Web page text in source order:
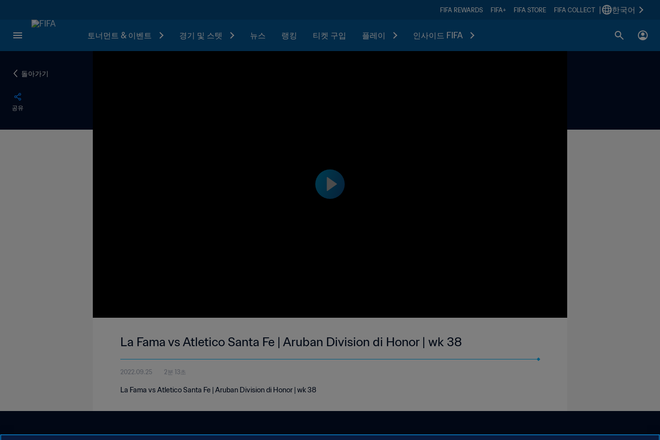
FIFA REWARDS FIFA+ FIFA STORE FIFA COLLECT 한국어
토너먼트 & 이벤트 경기 및 스텟 뉴스 랭킹 티켓 구입 플레이 인사이드 FIFA
돌아가기
공유
La Fama vs Atletico Santa Fe | Aruban Division di Honor | wk 38
2022.09.25 2분 13초
La Fama vs Atletico Santa Fe | Aruban Division di Honor | wk 38